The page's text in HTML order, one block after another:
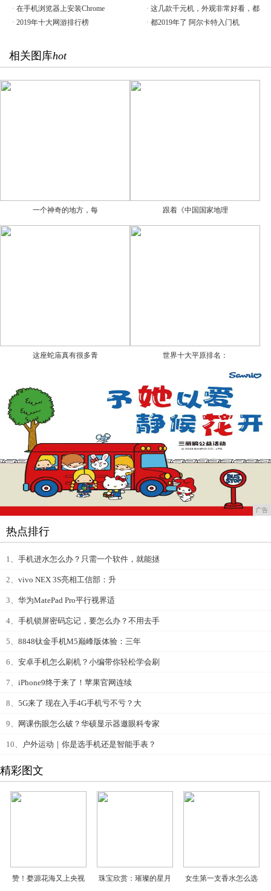
· 在手机浏览器上安装Chrome · 这几款千元机，外观非常好看，都
· 2019年十大网游排行榜 · 都2019年了 阿尔卡特入门机
相关图库hot
一个神奇的地方，每 跟着《中国国家地理
这座蛇庙真有很多青 世界十大平原排名：
广告
热点排行
1、 手机进水怎么办？只需一个软件，就能拯
2、 vivo NEX 3S亮相工信部：升
3、 华为MatePad Pro平行视界适
4、 手机锁屏密码忘记，要怎么办？不用去手
5、 8848钛金手机M5巅峰版体验：三年
6、 安卓手机怎么刷机？小编带你轻松学会刷
7、 iPhone9终于来了！苹果官网连续
8、 5G来了 现在入手4G手机亏不亏？大
9、 网课伤眼怎么破？华硕显示器邀眼科专家
10、 户外运动｜你是选手机还是智能手表？
精彩图文
赞！婺源花海又上央视 珠宝欣赏：璀璨的星月 女生第一支香水怎么选